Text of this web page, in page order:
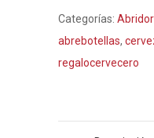
Categorías:
abrebotellas,
regalocervecero